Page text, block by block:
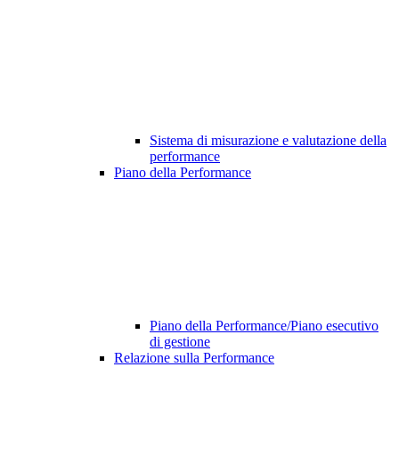
Sistema di misurazione e valutazione della
performance
Piano della Performance
Piano della Performance/Piano esecutivo
di gestione
Relazione sulla Performance